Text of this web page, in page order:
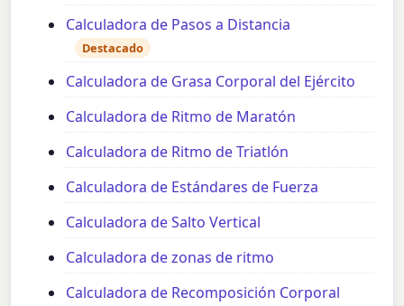
Calculadora de Pasos a Distancia
Destacado
Calculadora de Grasa Corporal del Ejército
Calculadora de Ritmo de Maratón
Calculadora de Ritmo de Triatlón
Calculadora de Estándares de Fuerza
Calculadora de Salto Vertical
Calculadora de zonas de ritmo
Calculadora de Recomposición Corporal